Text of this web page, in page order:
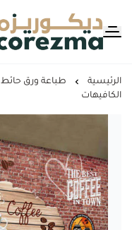
Decorezma
الرئيسية طباعة ورق حائط
الكافيهات